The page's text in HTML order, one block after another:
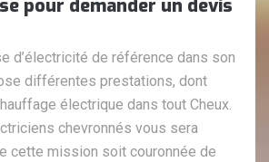
pour demander un devis
d’électricité de référence dans son
différentes prestations, dont
électrique dans tout Cheux.
chevronnés vous sera
cette mission soit couronnée de